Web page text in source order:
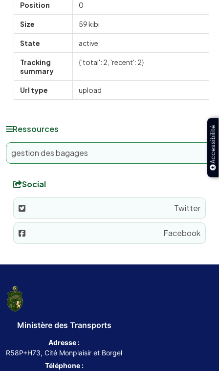
Accessibilité
Position 0
Size 59 kibi
State active
Tracking
summary
{'total': 2, 'recent': 2}
Url type upload
Ressources
gestion des bagages
Social
Twitter
Facebook
Ministère des Transports
Adresse :
R58P+H73, Cité Monplaisir et Borgel
Téléphone :